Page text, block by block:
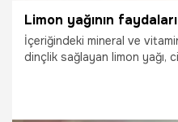
Limon yağının
İçeriğindeki mineral ve
dinçlik sağlayan limon yağı,